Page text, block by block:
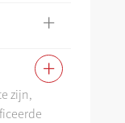
+
+
zijn,